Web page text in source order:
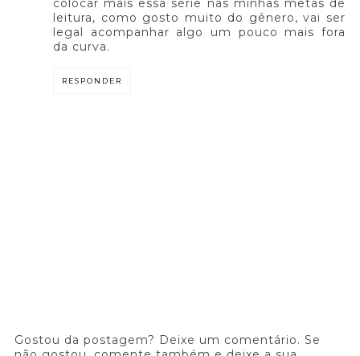
colocar mais essa série nas minhas metas de
leitura, como gosto muito do gênero, vai ser
legal acompanhar algo um pouco mais fora
da curva.
RESPONDER
Gostou da postagem? Deixe um comentário. Se